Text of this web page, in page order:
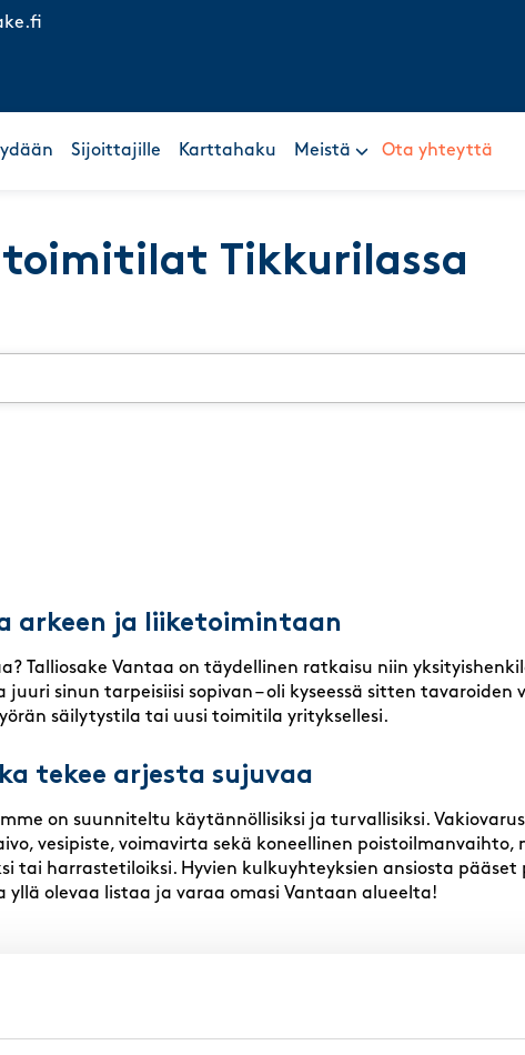
Sijoittajille Karttahaku Meistä Ota yhteyttä
toimitilat Tikkurilassa
arkeen ja liiketoimintaan
Talliosake Vantaa on täydellinen ratkaisu niin
sinun tarpeisiisi sopivan – oli kyseessä sitten tavaroiden
säilytystila tai uusi toimitila yrityksellesi.
tekee arjesta sujuvaa
on suunniteltu käytännöllisiksi ja turvallisiksi.
vesipiste, voimavirta sekä koneellinen poistoilmanvaihto,
tai harrastetiloiksi. Hyvien kulkuyhteyksien ansiosta pääset
yllä olevaa listaa ja varaa omasi Vantaan alueelta!